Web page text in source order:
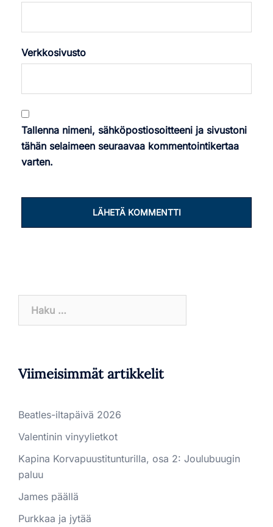
Verkkosivusto
Tallenna nimeni, sähköpostiosoitteeni ja sivustoni
tähän selaimeen seuraavaa kommentointikertaa
varten.
Viimeisimmät artikkelit
Beatles-iltapäivä 2026
Valentinin vinyylietkot
Kapina Korvapuustitunturilla, osa 2: Joulubuugin
paluu
James päällä
Purkkaa ja jytää